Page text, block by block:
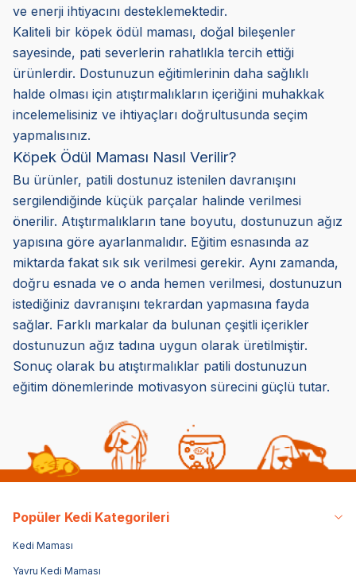
ve enerji ihtiyacını desteklemektedir.
Kaliteli bir köpek ödül maması, doğal bileşenler
sayesinde, pati severlerin rahatlıkla tercih ettiği
ürünlerdir. Dostunuzun eğitimlerinin daha sağlıklı
halde olması için atıştırmalıkların içeriğini muhakkak
incelemelisiniz ve ihtiyaçları doğrultusunda seçim
yapmalısınız.
Köpek Ödül Maması Nasıl Verilir?
Bu ürünler, patili dostunuz istenilen davranışını
sergilendiğinde küçük parçalar halinde verilmesi
önerilir. Atıştırmalıkların tane boyutu, dostunuzun ağız
yapısına göre ayarlanmalıdır. Eğitim esnasında az
miktarda fakat sık sık verilmesi gerekir. Aynı zamanda,
doğru esnada ve o anda hemen verilmesi, dostunuzun
istediğiniz davranışını tekrardan yapmasına fayda
sağlar. Farklı markalar da bulunan çeşitli içerikler
dostunuzun ağız tadına uygun olarak üretilmiştir.
Sonuç olarak bu atıştırmalıklar patili dostunuzun
eğitim dönemlerinde motivasyon sürecini güçlü tutar.
Popüler Kedi Kategorileri
Kedi Maması
Yavru Kedi Maması